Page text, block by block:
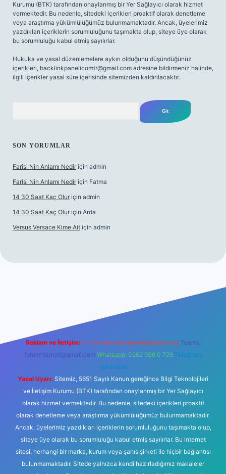
Kurumu (BTK) tarafından onaylanmış bir Yer Sağlayıcı olarak hizmet
vermektedir. Bu nedenle, sitedeki içerikleri proaktif olarak denetleme
veya araştırma yükümlülüğümüz bulunmamaktadır. Ancak, üyelerimiz
yazdıkları içeriklerin sorumluluğunu taşımakta olup, siteye üye olarak
bu sorumluluğu kabul etmiş sayılırlar.
Hukuka ve yasal düzenlemelere aykırı olduğunu düşündüğünüz
içerikleri, backlinkpanelicomtr@gmail.com adresine bildirmeniz halinde,
ilgili içerikler yasal süre içerisinde sitemizden kaldırılacaktır.
SON YORUMLAR
Farisi Nin Anlamı Nedir için admin
Farisi Nin Anlamı Nedir için Fatma
14 30 Saat Kaç Olur için admin
14 30 Saat Kaç Olur için Arda
Versus Versace Kime Ait için admin
Reklam ve İletişim: E-mail: backlinkpaneli@gmail.com Teams:
forumhizmeti@gmail.com Whatsapp: 0262 606 0 726 Telegram:
@karabul
Yasal Uyarı: Sitemiz, 5651 Sayılı Kanun gereğince Bilgi Teknolojileri
ve İletişim Kurumu (BTK) tarafından onaylanmış bir Yer Sağlayıcı
olarak hizmet vermektedir. Bu nedenle, sitedeki içerikleri proaktif
olarak denetleme veya araştırma yükümlülüğümüz bulunmamaktadır.
Ancak, üyelerimiz yazdıkları içeriklerin sorumluluğunu taşımakta olup,
siteye üye olarak bu sorumluluğu kabul etmiş sayılırlar. Bu internet
sitesi, herhangi bir marka, kurum veya şahıs şirketi ile hiçbir bağlantısı
bulunmamaktadır. Sitede yalnızca kendi hazırladığımız makaleler